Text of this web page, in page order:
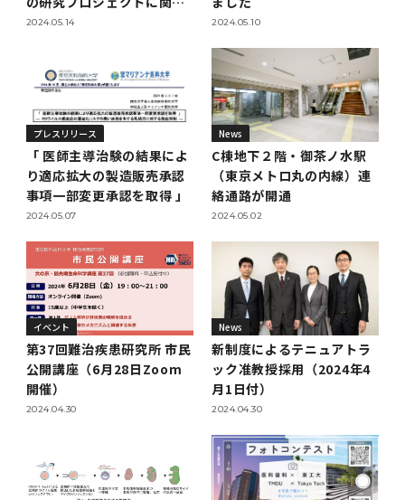
学長選考・監察会議
学長×医学部学生懇談
学長×歯学部学生懇談
東京医科歯科大学の歴史
広報誌「Bloom! 医科歯科大」
英語版広報誌「TMDU ANNUAL NEWS」
学内向け広報誌「TMDUニュース」
医歯大ひろば
写真で綴る 東京医科歯科大学
写真で綴る 東京医科歯科大学トップ
第1回『学びの地』
第2回『教育 講義・実習の軌跡』
第3回『知と癒しの匠の創造者たち』
クラウドファンディング実施プロジェクト一覧
３．自己点検・評価
第２期 中期目標・中期計画等について
第３期中期目標・中期計画等について
（第１期中期目標期間中）年度計画、年度評価
等について
（第２期中期目標期間中）年度計画・年度評価
等について
（第３期中期目標期間中）年度計画・年度評価
等について
3．自己点検・評価
4．指定国立大学法人構想に関する進捗状況に
ついて
関連リンク先
「大学院学生の教育研究交流」に関する協定書
「大学院学生の教育研究交流」に関する実施細
目
「複合領域コース｣｢編入学｣及び｢複数学士号｣
に関する協定書
「複合領域コース」の履修者に係る「編入学」
及び「複数学士号」に関する実施細目
各複合領域コースの概要
編入学制度について（複数学士号）
医療管理政策学（MMA）コース（東京医科歯科
大学）
統計データ
土地・建物及び所在地／関係施設位置図
東京医科歯科大学規則集
その他の情報公開
研究不正の防止
会計監査人候補者の決定について
教育等の情報
東京医科歯科大学ダイバーシティ＆インクルー
ジョン推進宣言等
東京医科歯科大学ダイバーシティ＆インクルー
ジョン推進宣言等トップ
東京医科歯科大学ダイバーシティ＆インクルー
ジョン推進宣言／基本方針／アクション・プラ
ン
女性活躍推進法による一般事業主行動計画
次世代育成支援対策推進法による一般事業主行
動計画
女性の活躍推進に向けた取り組み
ダイバーシティ・インクルージョン室
わくわく保育園（学内保育施設）
障がいのある学生のサポートについて
コンプライアンス・ハラスメント
コンプライアンス・ハラスメントトップ
ハラスメントへの対応について
公益通報について
難治疾患研究所
国際交流サイト
研究情報サイト
研究テーマ検索システム
入学料・授業料の免除・徴収猶予について
アルバイトについて
学生寮について
アパート等の紹介
学生保険制度について
卒業後の進路データ
サークル紹介
大学祭
留学について
医学部医学科サマープログラム
歯学部サマープログラム
オンライン個別進学相談
地域特別枠推薦選抜説明会
入試説明会
キャンパス見学 ※現在は受け付けておりませ
ん
ILA国府台 公開講座等のお知らせ
試験問題及び解答例等の公表
ョイント・ディグリープログラム：JDP）
大学院入学希望者向け入試説明会
学費・入学金・奨学金について
学費・入学金・奨学金についてトップ
奨学金について
入学料・授業料の免除・徴収猶予について
大学院医歯学総合研究科生体検査科学講座
研究テーマ検索システム
お問い合わせ
大学院研究生
大学院保健衛生学研究科
SPRING（MD）Program for the 2025
Academic Year by Eligible Students
(*Autumn admission)
令和７年度（２０２５年度）総合知と癒しの次
世代フロントランナー育成プログラム（医歯学
系）「Science Tokyo SPRING (医歯学系)」
（旧TMDU卓越大学院生制度）対象学生（秋入
学対象）の募集について
Call for Applications to Science Tokyo
SPRING（MD）Program for the 2024
Academic Year by Eligible Students
(*Autumn admission)
令和６年度（２０２４年度）総合知と癒しの次
世代フロントランナー育成プログラム（医歯学
系）「Science Tokyo SPRING (医歯学系)」
（旧TMDU卓越大学院生制度）対象学生（秋入
入学料・授業料免除・徴収猶予について
奨学金について
入学料・授業料免除・徴収猶予について
Exemption/Deferment)トップ
【2026年4月入学者】入学料免除・徴収猶予申
請について（Admission Fee
Exemption&Admission Fee Deferment）
「修学支援に対する相談窓口」を設置しまし
た。
高等教育の修学支援制度
奨学金について
日本学生支援機構
財団法人・地方公共団体等奨学金
2025年度国立大学臨床検査学系博士後期課程
優秀賞募集について
日本学生支援機構
アパート等の紹介
学生保険制度について
国民年金について
学生相談窓口
証明書関係
証明書関係トップ
教養部在学生
歯学部在学生
障がいのある学生サポート
障がいのある学生サポートトップ
学生相談支援室
文部科学省からのお知らせ
令和７年度（２０２５年度）新入生向けPC購
就職・キャリア支援トップ
企業・官公庁・医療機関の皆様へ
在学生向け
在学生向けトップ
学校推薦・求人情報について
学内就職支援イベント
学外就職支援イベント
インターンシップ
就職支援ガイド
新型コロナウイルス感染症に伴うお知らせ
サークル・学園祭
サークル・学園祭トップ
お茶の水祭
施設利用
施設利用トップ
保健管理センター
わくわく保育園
フィットネスルーム・売店
国立美術館キャンパスメンバーズ
ボランティア
情報システム
置（湯島地区）Class Cancellation Measures
due to Natural Disasters, such as
Typhoons, and Transportation
Cancellation (for the Yushima area)
新入学の大学院生へ To New Graduate
Students
学（MMA）コース】
博士課程 医歯学専攻
博士課程 生命理工医療科学専攻
博士課程共同災害看護学専攻
医歯学総合研究科修士課程履修要項（シラバ
ス）
修士課程 医歯理工保健学専攻 グローバルヘル
スリーダー養成 (MPH) コース
博士課程 医歯学専攻
博士課程 医歯学専攻トップ
概要
分野構成
医歯学総合研究科博士課程医歯学系専攻履修要
項（シラバス）
博士課程 国際連携専攻（ジョイント・ディグリ
ー・プログラム：JDP）
博士課程 生命理工医療科学専攻
博士課程 生命理工医療科学専攻トップ
概要
分野構成
履修要項（大学院シラバス）
年報
年報トップ
2023年（49.5MB）
統合教育機構学務企画課
セミナー・特別講義トップ
設置計画履行状況報告書
教育研究分野組織、指導教員研究内容
教育研究分野組織、指導教員研究内容トップ
看護先進科学専攻
履修要項（大学院シラバス）保健衛生学研究科
５大学災害看護コンソーシアム履修の手引き
統合教育機構学務企画課
設置計画履行状況報告書
年報
年報トップ
2024年（PDF：5.4MB）
生体材料工学研究所
難治疾患研究所
高等研究院
大学病院
医科（医系診療部門）
歯科（歯系診療部門）
M&Dデータ科学センター
統合教育機構
統合教育機構トップ
医学・歯学分野における数理・データサイエン
統合研究機構・統合イノベーション機構
統合研究機構・統合イノベーション機構トップ
統合イノベーション機構
オープンイノベーションセンター
統合国際機構
研究助成金
AMED研究費の年間公募スケジュール(学内専
用)
GAPファンド等の公募
VPN必要)
倫理審査手続きについて
各種実験手続き例(学内専用)
研究に必要な講習会等
各種委員会関係(学内専用)
特定認定再生医療等委員会
プレスリリース
青い鳥広場(学内専用)
統合研究機構・統合イノベーション推進機構
オープンイノベーションセンター
各種センター
高等研究院
剽窃チェックツール(学内専用)
安全保障輸出管理(学内専用)
利益相反
臨床研究法における臨床研究の利益相反管理に
ついて
特定認定再生医療等委員会
ヒトES細胞倫理審査委員会
利益相反に関する説明会資料(ダウンロード)(学
内専用)
各種お問い合わせ先(事務部)
るお知らせ
2024.05.14 2024.05.10
プレスリリース
「 医師主導治験の結果によ
り適応拡大の製造販売承認
事項一部変更承認を取得 」
2024.05.07
News
C棟地下２階・御茶ノ水駅
（東京メトロ丸の内線）連
絡通路が開通
2024.05.02
イベント
第37回難治疾患研究所 市民
公開講座（6月28日Zoom
開催）
2024.04.30
News
新制度によるテニュアトラ
ック准教授採用（2024年4
月1日付）
2024.04.30